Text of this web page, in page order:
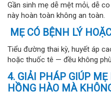
Gần sinh mẹ dễ mệt mỏi, dễ
này hoàn toàn không an toàn.
MẸ CÓ BỆNH LÝ
Tiểu đường thai kỳ, huyết áp
hoặc thuốc tê — đều không
4. GIẢI PHÁP GIÚP
HỒNG HÀO MÀ